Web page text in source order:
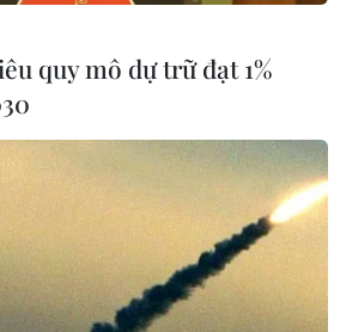
quy mô dự trữ đạt 1%